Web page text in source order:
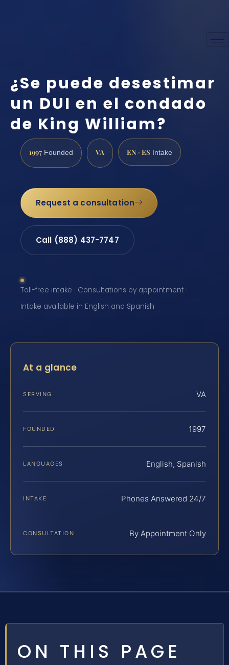
¿Se puede desestimar
un DUI en el condado
de King William?
1997 Founded VA EN · ES Intake
Request a consultation
Call (888) 437-7747
Toll-free intake · Consultations by appointment ·
Intake available in English and Spanish
At a glance
SERVING VA
FOUNDED 1997
LANGUAGES English, Spanish
INTAKE Phones Answered 24/7
CONSULTATION By Appointment Only
ON THIS PAGE